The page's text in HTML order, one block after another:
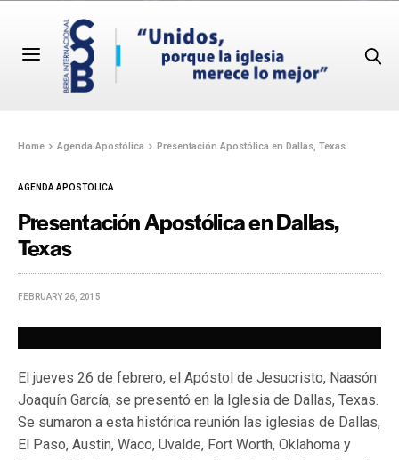
Home Agenda Apostólica Presentación Apostólica en Dallas, Texas
AGENDA APOSTÓLICA
Presentación Apostólica en Dallas,
Texas
FEBRUARY 26, 2015
El jueves 26 de febrero, el Apóstol de Jesucristo, Naasón
Joaquín García, se presentó en la Iglesia de Dallas, Texas.
Se sumaron a esta histórica reunión las iglesias de Dallas,
El Paso, Austin, Waco, Uvalde, Fort Worth, Oklahoma y